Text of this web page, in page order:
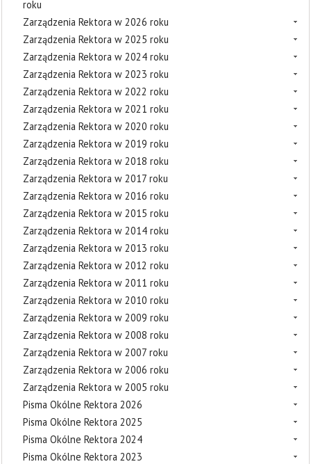
roku
Zarządzenia Rektora w 2026 roku
Zarządzenia Rektora w 2025 roku
Zarządzenia Rektora w 2024 roku
Zarządzenia Rektora w 2023 roku
Zarządzenia Rektora w 2022 roku
Zarządzenia Rektora w 2021 roku
Zarządzenia Rektora w 2020 roku
Zarządzenia Rektora w 2019 roku
Zarządzenia Rektora w 2018 roku
Zarządzenia Rektora w 2017 roku
Zarządzenia Rektora w 2016 roku
Zarządzenia Rektora w 2015 roku
Zarządzenia Rektora w 2014 roku
Zarządzenia Rektora w 2013 roku
Zarządzenia Rektora w 2012 roku
Zarządzenia Rektora w 2011 roku
Zarządzenia Rektora w 2010 roku
Zarządzenia Rektora w 2009 roku
Zarządzenia Rektora w 2008 roku
Zarządzenia Rektora w 2007 roku
Zarządzenia Rektora w 2006 roku
Zarządzenia Rektora w 2005 roku
Pisma Okólne Rektora 2026
Pisma Okólne Rektora 2025
Pisma Okólne Rektora 2024
Pisma Okólne Rektora 2023